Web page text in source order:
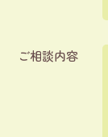
ご相談内容